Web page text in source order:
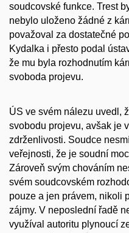
soudcovské funkce. Trest
nebylo uloženo žádné z
považoval za dostatečné
Kydalka i přesto podal
že mu byla rozhodnutím
svoboda projevu.
ÚS ve svém nálezu uvedl,
svobodu projevu, avšak je
zdrženlivosti. Soudce
veřejnosti, že je soudní
Zároveň svým chováním
svém soudcovském
pouze a jen právem, nikoli
zájmy. V neposlední řadě
využíval autoritu plynoucí